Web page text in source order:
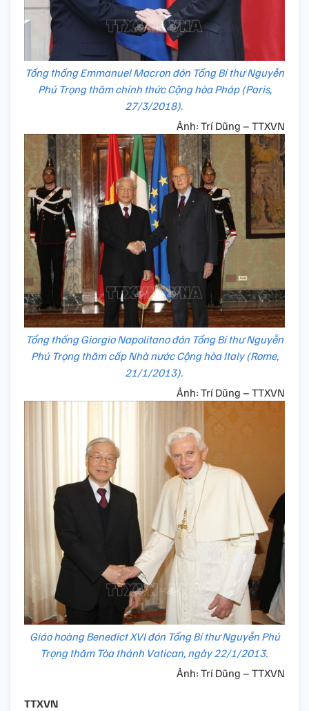
Tổng thống Emmanuel Macron đón Tổng Bí thư Nguyễn
Phú Trọng thăm chính thức Cộng hòa Pháp (Paris,
27/3/2018).
Ảnh: Trí Dũng – TTXVN
Tổng thống Giorgio Napolitano đón Tổng Bí thư Nguyễn
Phú Trọng thăm cấp Nhà nước Cộng hòa Italy (Rome,
21/1/2013).
Ảnh: Trí Dũng – TTXVN
Giáo hoàng Benedict XVI đón Tổng Bí thư Nguyễn Phú
Trọng thăm Tòa thánh Vatican, ngày 22/1/2013.
Ảnh: Trí Dũng – TTXVN
TTXVN